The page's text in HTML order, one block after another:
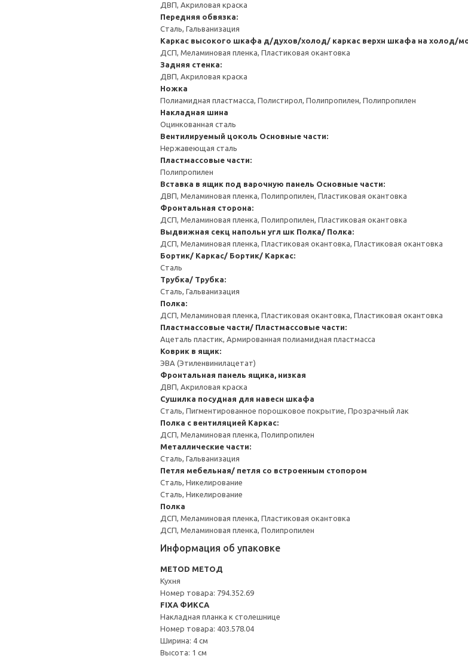
ДВП, Акриловая краска
Передняя обвязка:
Сталь, Гальванизация
Каркас высокого шкафа д/духов/холод/ каркас верхн шкафа на холод/
ДСП, Меламиновая пленка, Пластиковая окантовка
Задняя стенка:
ДВП, Акриловая краска
Ножка
Полиамидная пластмасса, Полистирол, Полипропилен, Полипропилен
Накладная шина
Оцинкованная сталь
Вентилируемый цоколь Основные части:
Нержавеющая сталь
Пластмассовые части:
Полипропилен
Вставка в ящик под варочную панель Основные части:
ДВП, Меламиновая пленка, Полипропилен, Пластиковая окантовка
Фронтальная сторона:
ДСП, Меламиновая пленка, Полипропилен, Пластиковая окантовка
Выдвижная секц напольн угл шк Полка/ Полка:
ДСП, Меламиновая пленка, Пластиковая окантовка, Пластиковая окантовка
Бортик/ Каркас/ Бортик/ Каркас:
Сталь
Трубка/ Трубка:
Сталь, Гальванизация
Полка:
ДСП, Меламиновая пленка, Пластиковая окантовка, Пластиковая окантовка
Пластмассовые части/ Пластмассовые части:
Ацеталь пластик, Армированная полиамидная пластмасса
Коврик в ящик:
ЭВА (Этиленвинилацетат)
Фронтальная панель ящика, низкая
ДВП, Акриловая краска
Сушилка посудная для навесн шкафа
Сталь, Пигментированное порошковое покрытие, Прозрачный лак
Полка с вентиляцией Каркас:
ДСП, Меламиновая пленка, Полипропилен
Металлические части:
Сталь, Гальванизация
Петля мебельная/ петля со встроенным стопором
Сталь, Никелирование
Сталь, Никелирование
Полка
ДСП, Меламиновая пленка, Пластиковая окантовка
ДСП, Меламиновая пленка, Полипропилен
Информация об упаковке
METOD МЕТОД
Кухня
Номер товара: 794.352.69
FIXA ФИКСА
Накладная планка к столешнице
Номер товара: 403.578.04
Ширина: 4 см
Высота: 1 см